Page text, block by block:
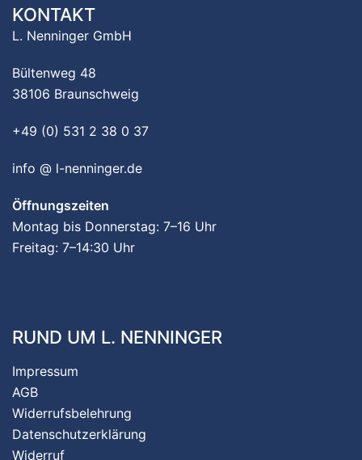
KONTAKT
L. Nenninger GmbH
Bültenweg 48
38106 Braunschweig
+49 (0) 531 2 38 0 37
info @ l-nenninger.de
Öffnungszeiten
Montag bis Donnerstag: 7–16 Uhr
Freitag: 7–14:30 Uhr
RUND UM L. NENNINGER
Impressum
AGB
Widerrufsbelehrung
Datenschutzerklärung
Widerruf